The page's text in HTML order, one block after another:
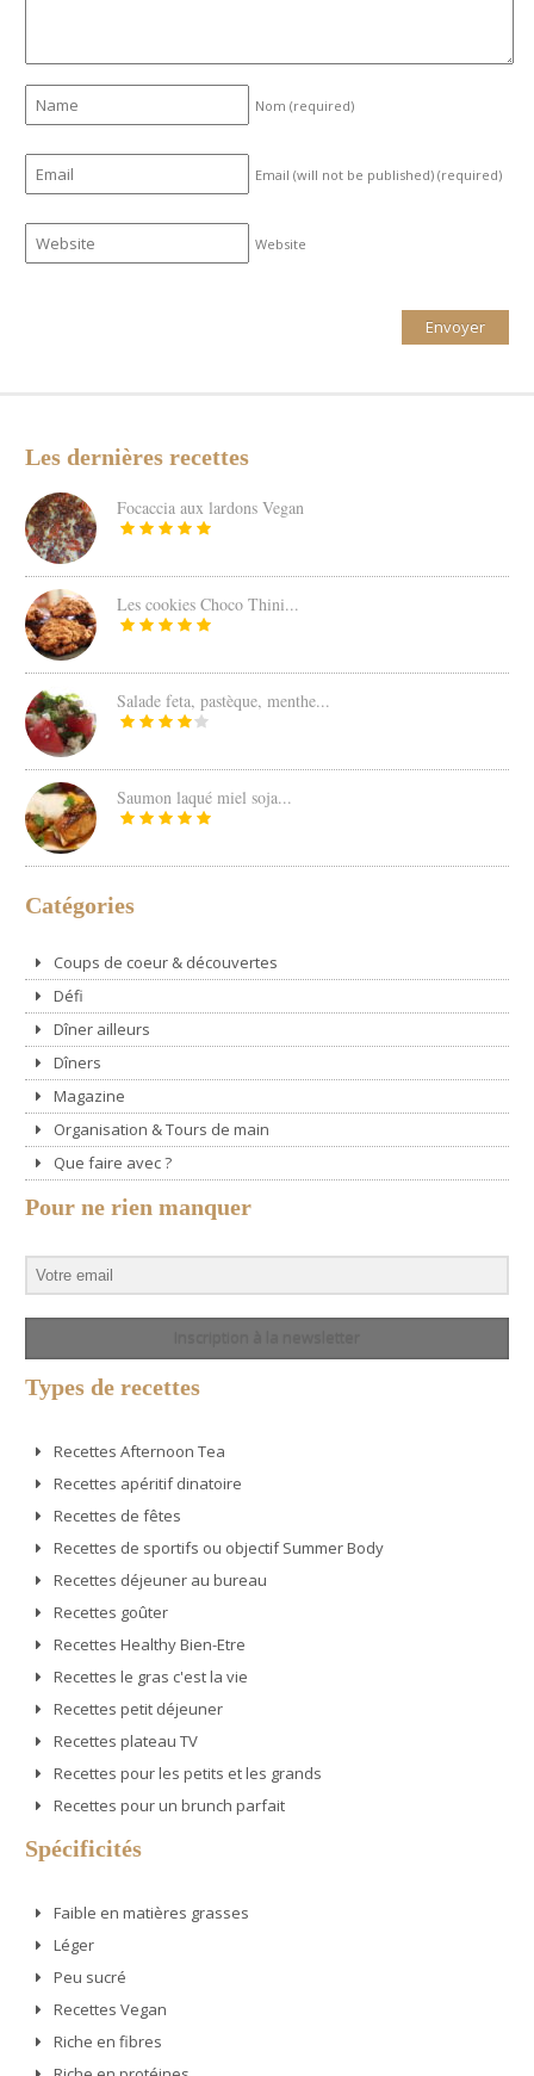
Nom(required)
Email (will not be published)(required)
Website
Les dernières recettes
Focaccia aux lardons Vegan
Les cookies Choco Thini...
Salade feta, pastèque, menthe...
Saumon laqué miel soja...
Catégories
Coups de coeur & découvertes
Défi
Dîner ailleurs
Dîners
Magazine
Organisation & Tours de main
Que faire avec ?
Pour ne rien manquer
Types de recettes
Recettes Afternoon Tea
Recettes apéritif dinatoire
Recettes de fêtes
Recettes de sportifs ou objectif Summer Body
Recettes déjeuner au bureau
Recettes goûter
Recettes Healthy Bien-Etre
Recettes le gras c'est la vie
Recettes petit déjeuner
Recettes plateau TV
Recettes pour les petits et les grands
Recettes pour un brunch parfait
Spécificités
Faible en matières grasses
Léger
Peu sucré
Recettes Vegan
Riche en fibres